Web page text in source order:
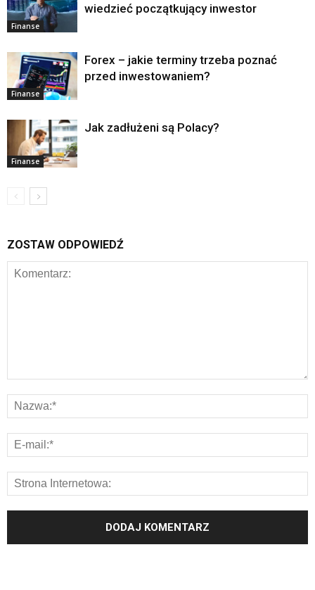
Finanse
wiedzieć początkujący inwestor
Finanse
Forex – jakie terminy trzeba poznać
przed inwestowaniem?
Finanse
Jak zadłużeni są Polacy?
ZOSTAW ODPOWIEDŹ